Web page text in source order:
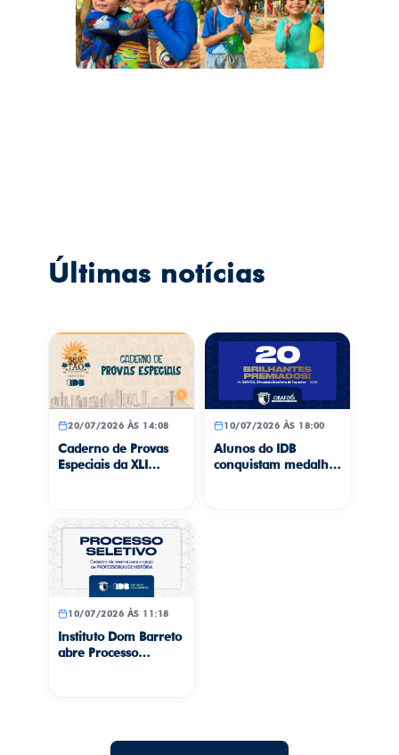
Últimas notícias
20/07/2026 ÀS 14:08
Caderno de Provas
Especiais da XLI
10/07/2026 ÀS 18:00
Alunos do IDB
conquistam medalhas
10/07/2026 ÀS 11:18
Instituto Dom Barreto
abre Processo